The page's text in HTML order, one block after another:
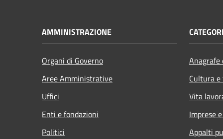
AMMINISTRAZIONE
Organi di Governo
Aree Amministrative
Uffici
Enti e fondazioni
Politici
Cultura
Vita
Imprese
Appalti